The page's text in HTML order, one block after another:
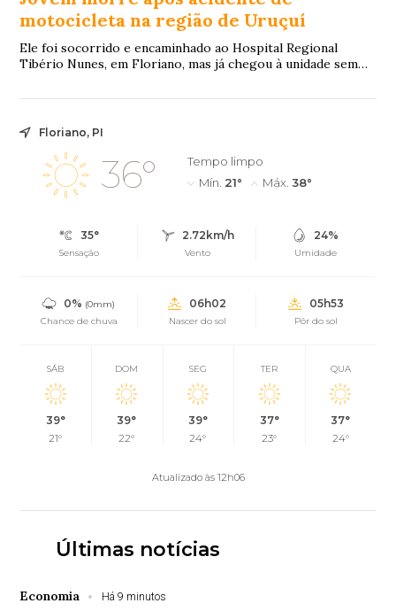
motocicleta na região de Uruçuí
Ele foi socorrido e encaminhado ao Hospital Regional
Tibério Nunes, em Floriano, mas já chegou à unidade sem
Floriano, PI
36°
Tempo limpo
Mín. 21° Máx. 38°
35°
Sensação
2.72km/h
Vento
24%
Umidade
0% (0mm)
Chance de chuva
06h02
Nascer do sol
05h53
Pôr do sol
SÁB
39°
21°
DOM
39°
22°
SEG
39°
24°
TER
37°
23°
QUA
37°
24°
Atualizado às 12h06
Últimas notícias
Economia Há 9 minutos